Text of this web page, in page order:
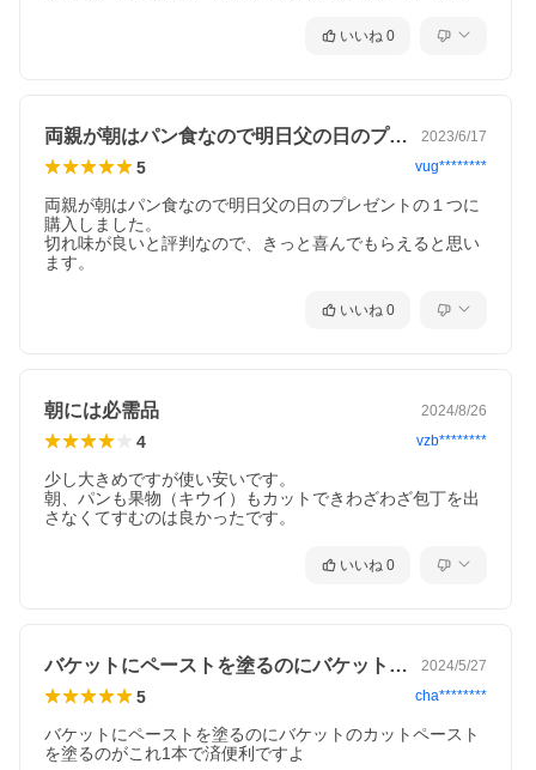
いいね 0
両親が朝はパン食なので明日父の日のプレ… 2023/6/17
5 vug********
両親が朝はパン食なので明日父の日のプレゼントの１つに
購入しました。
切れ味が良いと評判なので、きっと喜んでもらえると思い
ます。
いいね 0
朝には必需品 2024/8/26
4 vzb********
少し大きめですが使い安いです。
朝、パンも果物（キウイ）もカットできわざわざ包丁を出
いいね 0
バケットにペーストを塗るのにバケットの… 2024/5/27
5 cha********
バケットにペーストを塗るのにバケットのカットペースト
を塗るのがこれ1本で済便利ですよ